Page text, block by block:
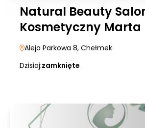
Natural Beauty
Kosmetyczny Marta
Aleja Parkowa 8, Chełmek
Dzisiaj:zamknięte